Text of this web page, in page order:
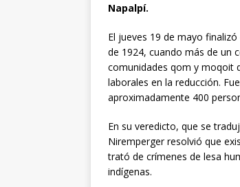
Napalpí.
El jueves 19 de mayo finalizó
de 1924, cuando más de un
comunidades qom y moqoit
laborales en la reducción.
aproximadamente 400
En su veredicto, que se
Niremperger resolvió que
trató de crímenes de lesa
indígenas.